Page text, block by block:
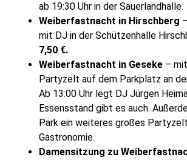
ab 19:30 Uhr in der Sauerlandhalle.
Weiberfastnacht in Hirschberg
mit DJ in der Schützenhalle
7,50 €.
Weiberfastnacht in Geseke –
Partyzelt auf dem Parkplatz an
Ab 13:00 Uhr legt DJ Jürgen
Essensstand gibt es auch.
Park ein weiteres großes
Gastronomie.
Damensitzung zu